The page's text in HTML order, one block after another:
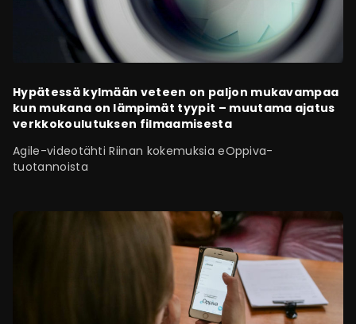
Hypätessä kylmään veteen on paljon mukavampaa
kun mukana on lämpimät tyypit – muutama ajatus
verkkokoulutuksen filmaamisesta
Agile-videotähti Riinan kokemuksia eOppiva-
tuotannoista